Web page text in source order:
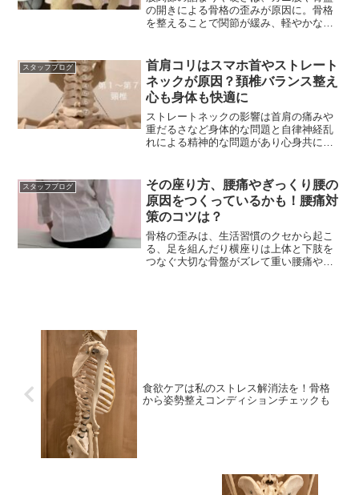
の開きによる骨格の歪みが原因に。骨格
を整えることで関節が緩み、軽やかな動
スタッフブログ
首肩コリはスマホ首やストレート
ネックが原因？頚椎バランス整え
心も身体も快適に
ストレートネックの影響は首肩の痛みや
重だるさなど身体的な問題と自律神経乱
れによる精神的な問題があり心身共に支
スタッフブログ
その座り方、腰痛やぎっくり腰の
原因をつくっているかも！腰痛対
策のコツは？
骨格の歪みは、生活習慣のクセから起こ
る、足を組んだり横座りは上体と下肢を
つなぐ大切な骨盤がズレて重い腰痛やぎ
食欲ケアは私のストレス解消法を！骨格
から姿勢整えコンディションチェックも